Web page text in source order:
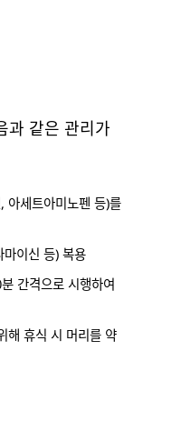
과 같은 관리가
아세트아미노펜 등)를
이신 등) 복용
간격으로 시행하여
해 휴식 시 머리를 약